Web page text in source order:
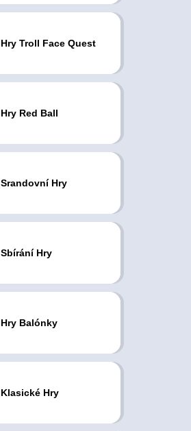
Hry Troll Face Quest
Hry Red Ball
Srandovní Hry
Sbírání Hry
Hry Balónky
Klasické Hry